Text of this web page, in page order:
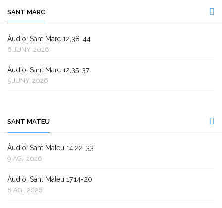
SANT MARC
Àudio: Sant Marc 12,38-44
6 JUNY, 2026
Àudio: Sant Marc 12,35-37
5 JUNY, 2026
SANT MATEU
Àudio: Sant Mateu 14,22-33
9 AG., 2026
Àudio: Sant Mateu 17,14-20
8 AG., 2026